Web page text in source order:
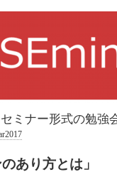
ミナー形式の勉強
あり方とは」